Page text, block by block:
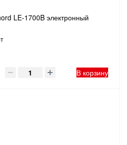
LE-1700B электронный
В корзину